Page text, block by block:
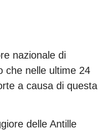
nazionale di
che nelle ultime 24
a causa di questa
delle Antille